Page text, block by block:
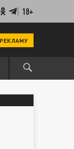
18+